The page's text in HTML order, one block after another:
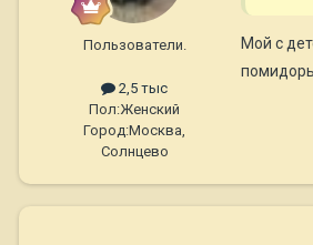
Пользователи.
2,5 тыс
Пол:Женский
Город:Москва,
Солнцево
Мой с